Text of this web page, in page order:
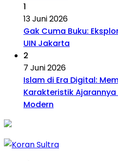
1
13 Juni 2026
Gak Cuma Buku:
UIN Jakarta
2
7 Juni 2026
Islam di Era Digital:
Karakteristik
Modern